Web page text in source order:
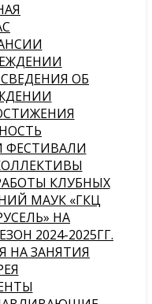
ОБ
ФЕСТИВАЛИ
КЛУБНЫХ
МАУК «ГКЦ
НА
2024-2025ГГ.
НА ЗАНЯТИЯ